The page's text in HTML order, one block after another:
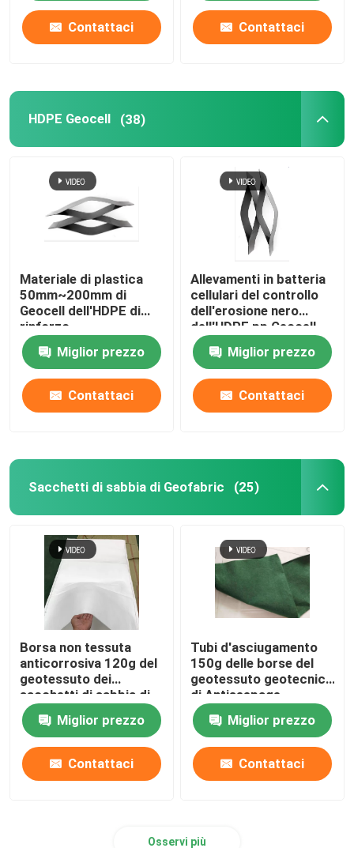
Contattaci Contattaci
HDPE Geocell (38)
Materiale di plastica
50mm~200mm di
Geocell dell'HDPE di
rinforzo
Miglior prezzo
Contattaci
Allevamenti in batteria
cellulari del controllo
dell'erosione nero
dell'HDPE pp Geocell
Miglior prezzo
Contattaci
Sacchetti di sabbia di Geofabric (25)
Borsa non tessuta
anticorrosiva 120g del
geotessuto dei
sacchetti di sabbia di
Geofabric
Miglior prezzo
Contattaci
Tubi d'asciugamento
150g delle borse del
geotessuto geotecnico
di Antiseepage
Miglior prezzo
Contattaci
Osservi più